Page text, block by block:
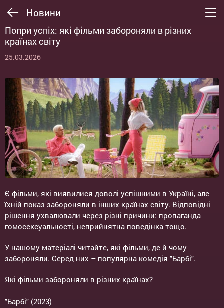
Новини
Попри успіх: які фільми забороняли в різних
країнах світу
25.03.2026
Є фільми, які виявилися доволі успішними в Україні, але
їхній показ забороняли в інших країнах світу. Відповідні
рішення ухвалювали через різні причини: пропаганда
гомосексуальності, неприйнятна поведінка тощо.
У нашому матеріалі читайте, які фільми, де й чому
забороняли. Серед них – популярна комедія "Барбі".
Які фільми забороняли в різних країнах?
"Барбі" (2023)